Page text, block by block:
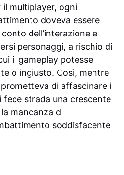
multiplayer, ogni
doveva essere
dell’interazione e
personaggi, a rischio di
il gameplay potesse
o ingiusto. Così, mentre
di affascinare i
fece strada una crescente
mancanza di
soddisfacente